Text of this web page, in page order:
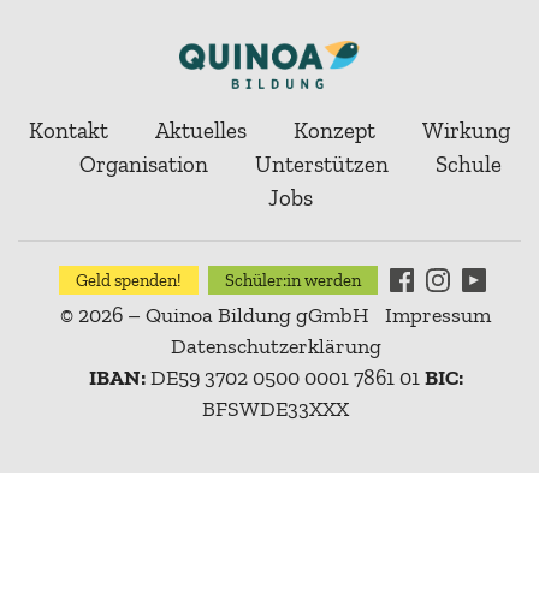
Kontakt Aktuelles Konzept
Wirkung
Organisation
Unterstützen
Schule
Jobs
© 2026 – Quinoa Bildung gGmbH
Impressum
Datenschutzerklärung
IBAN:DE59 3702 0500 0001 7861 01BIC:
BFSWDE33XXX
Geld spenden! Schüler:in werden